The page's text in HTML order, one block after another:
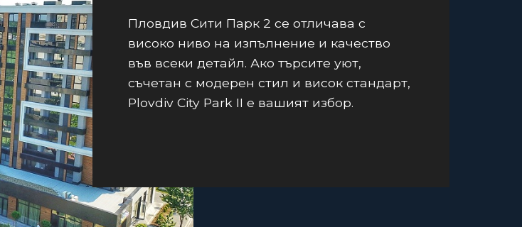
Пловдив Сити Парк 2 се отличава с
високо ниво на изпълнение и качество
във всеки детайл. Ако търсите уют,
съчетан с модерен стил и висок стандарт,
Plovdiv City Park II е вашият избор.